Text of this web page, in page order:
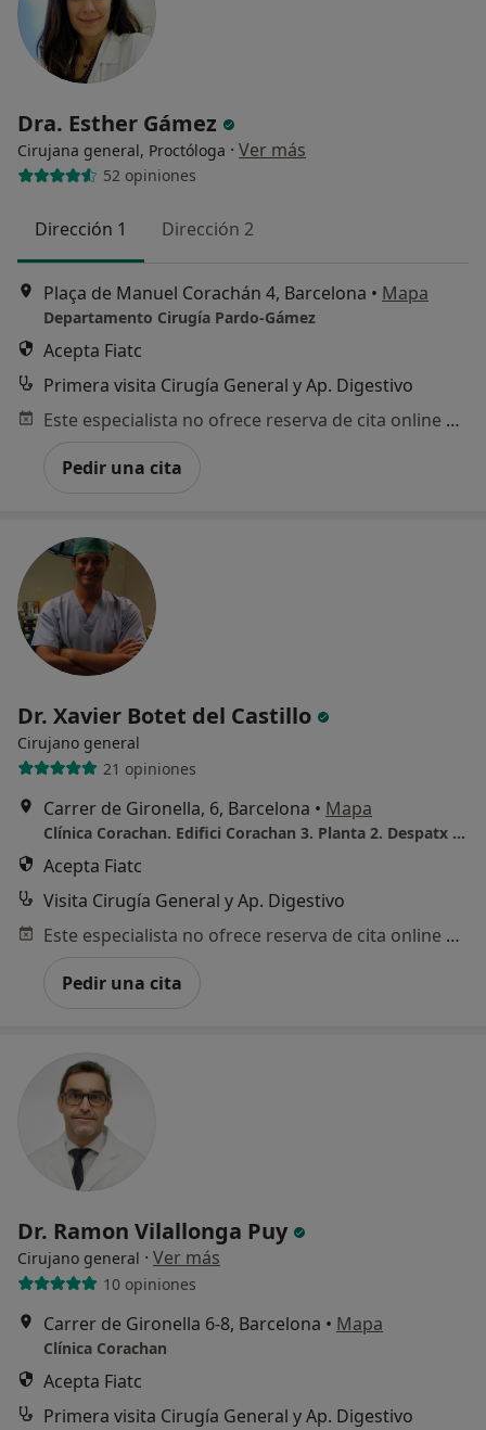
Dra. Esther Gámez
Cirujana general, Proctóloga · Ver más
52 opiniones
Dirección 1 Dirección 2
Plaça de Manuel Corachán 4, Barcelona • Mapa
Departamento Cirugía Pardo-Gámez
Acepta Fiatc
Primera visita Cirugía General y Ap. Digestivo
Este especialista no ofrece reserva de cita online en esta dirección.
Pedir una cita
Dr. Xavier Botet del Castillo
Cirujano general
21 opiniones
Carrer de Gironella, 6, Barcelona • Mapa
Clínica Corachan. Edifici Corachan 3. Planta 2. Despatx 2.3
Acepta Fiatc
Visita Cirugía General y Ap. Digestivo
Este especialista no ofrece reserva de cita online en esta dirección.
Pedir una cita
Dr. Ramon Vilallonga Puy
Cirujano general · Ver más
10 opiniones
Carrer de Gironella 6-8, Barcelona • Mapa
Clínica Corachan
Acepta Fiatc
Primera visita Cirugía General y Ap. Digestivo